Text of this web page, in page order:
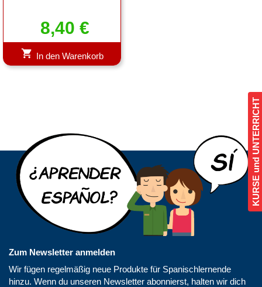
KURSE und UNTERRICHT
8,40€
In den Warenkorb
Zum Newsletter anmelden
Wir fügen regelmäßig neue Produkte für Spanischlernende
hinzu. Wenn du unseren Newsletter abonnierst, halten wir dich